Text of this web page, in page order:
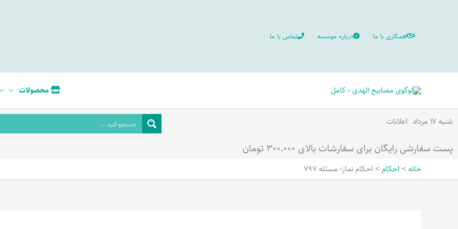
همکاری با ما درباره موسسه تماس با ما
محصولات
شنبه ۱۷ مرداد اعلانات
پست سفارشی رایگان برای سفارشات بالای ۳۰۰.۰۰۰ تومان
خانه احکام احکام نماز: مسئله 797